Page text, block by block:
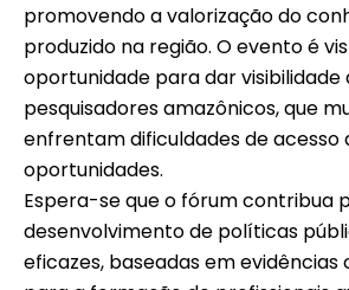
promovendo a valorização do
produzido na região. O evento é
oportunidade para dar
pesquisadores amazônicos, que
enfrentam dificuldades de acesso
oportunidades.
Espera-se que o fórum contribua
desenvolvimento de políticas
eficazes, baseadas em evidências